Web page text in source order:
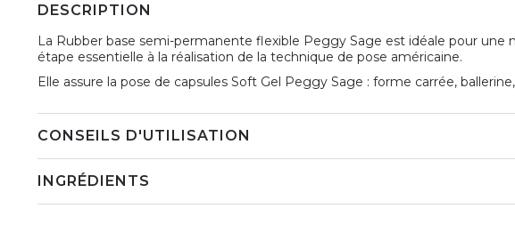
DESCRIPTION
La Rubber base semi-permanente flexible Peggy Sage est idéale pour une
étape essentielle à la réalisation de la technique de pose américaine.
Elle assure la pose de capsules Soft Gel Peggy Sage : forme carrée,
CONSEILS D'UTILISATION
INGRÉDIENTS